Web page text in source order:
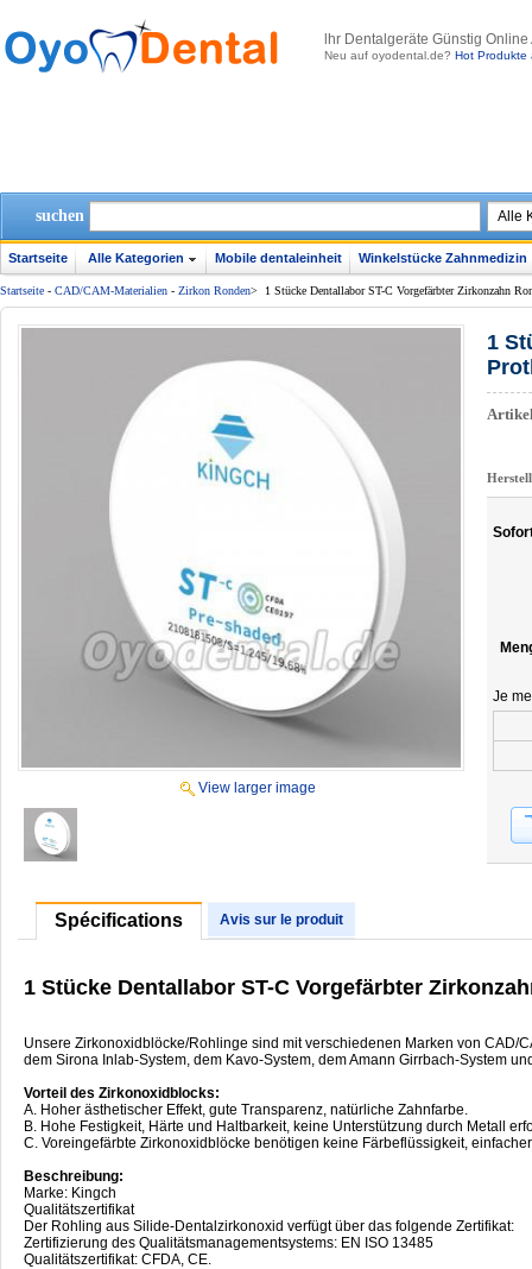
lhr Dentalgeräte Günstig
Neu auf oyodental.de? Hot Produkte
suchen
Startseite Alle Kategorien Mobile dentaleinheit Winkelstücke Zahnmedizin
Startseite - CAD/CAM-Materialien - Zirkon Ronden> 1 Stücke Dentallabor ST-C Vorgefärbter Zirkonzahn
View larger image
1
Je
Spécifications Avis sur le produit
1 Stücke Dentallabor ST-C Vorgefärbter
Unsere Zirkonoxidblöcke/Rohlinge sind mit verschiedenen Marken von CAD/
dem Sirona Inlab-System, dem Kavo-System, dem Amann Girrbach-System
Vorteil des Zirkonoxidblocks:
A. Hoher ästhetischer Effekt, gute Transparenz, natürliche Zahnfarbe.
B. Hohe Festigkeit, Härte und Haltbarkeit, keine Unterstützung durch Metall
C. Voreingefärbte Zirkonoxidblöcke benötigen keine Färbeflüssigkeit,
Beschreibung:
Marke: Kingch
Qualitätszertifikat
Der Rohling aus Silide-Dentalzirkonoxid verfügt über das folgende Zertifikat:
Zertifizierung des Qualitätsmanagementsystems: EN ISO 13485
Qualitätszertifikat: CFDA, CE.